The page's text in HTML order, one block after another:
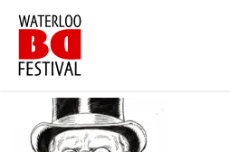
Se rendre au contenu